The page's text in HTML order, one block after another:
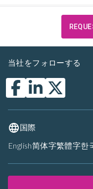
当社をフォローする
国際
English简体字繁體字한